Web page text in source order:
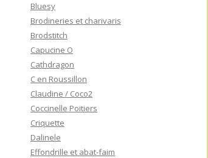
Bluesy
Brodineries et charivaris
Brodstitch
Capucine O
Cathdragon
C en Roussillon
Claudine / Coco2
Coccinelle Poitiers
Criquette
Dalinele
Effondrille et abat-faim